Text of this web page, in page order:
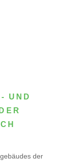
UND
der